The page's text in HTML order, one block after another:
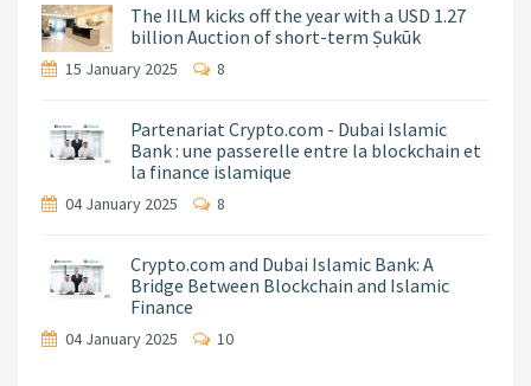
The IILM kicks off the year with a USD 1.27
billion Auction of short-term Ṣukūk
15 January 2025 8
Partenariat Crypto.com - Dubai Islamic
Bank : une passerelle entre la blockchain et
la finance islamique
04 January 2025 8
Crypto.com and Dubai Islamic Bank: A
Bridge Between Blockchain and Islamic
Finance
04 January 2025 10